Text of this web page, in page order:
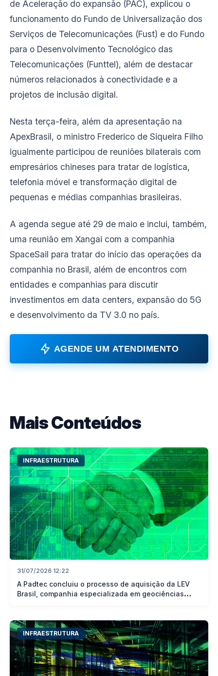
de Aceleração do expansão (PAC), explicou o
funcionamento do Fundo de Universalização dos
Serviços de Telecomunicações (Fust) e do Fundo
para o Desenvolvimento Tecnológico das
Telecomunicações (Funttel), além de destacar
números relacionados à conectividade e a
projetos de inclusão digital.
Nesta terça-feira, além da apresentação na
ApexBrasil, o ministro Frederico de Siqueira Filho
igualmente participou de reuniões bilaterais com
empresários chineses para tratar de logística,
telefonia móvel e transformação digital de
pequenas e médias companhias brasileiras.
A agenda segue até 29 de maio e inclui, também,
uma reunião em Xangai com a companhia
SpaceSail para tratar do início das operações da
companhia no Brasil, além de encontros com
entidades e companhias para discutir
investimentos em data centers, expansão do 5G
e desenvolvimento da TV 3.0 no país.
AGENDE UM ATENDIMENTO
Mais Conteúdos
INFRAESTRUTURA
31/07/2026 12:22
A Padtec concluiu o processo de aquisição da LEV
Brasil, companhia especializada em geociências
INFRAESTRUTURA